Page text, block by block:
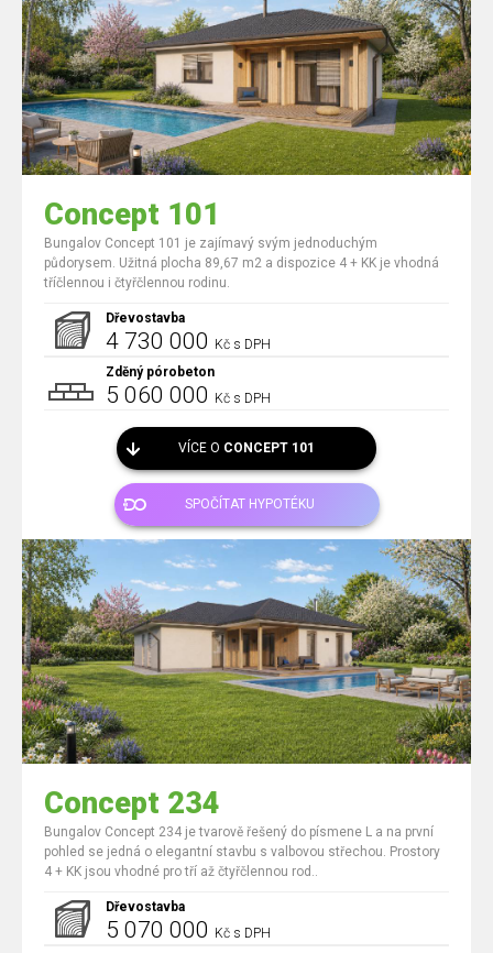
Concept 101
Bungalov Concept 101 je zajímavý svým jednoduchým
půdorysem. Užitná plocha 89,67 m2 a dispozice 4 + KK je vhodná
tříčlennou i čtyřčlennou rodinu.
Dřevostavba
4 730 000 Kč s DPH
Zděný pórobeton
5 060 000 Kč s DPH
VÍCE O CONCEPT 101
SPOČÍTAT HYPOTÉKU
Concept 234
Bungalov Concept 234 je tvarově řešený do písmene L a na první
pohled se jedná o elegantní stavbu s valbovou střechou. Prostory
4 + KK jsou vhodné pro tří až čtyřčlennou rod..
Dřevostavba
5 070 000 Kč s DPH